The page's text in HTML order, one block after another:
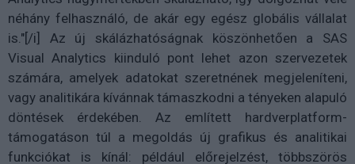
néhány felhasználó, de akár egy egész globális vállalat
is."[/i] Az új skálázhatóságnak köszönhetően a SAS
Visual Analytics kiinduló pont lehet azon szervezetek
számára, amelyek adatokat szeretnének megjeleníteni,
vagy analitikára kívánnak támaszkodni a tényeken alapuló
döntések érdekében. Az említett hardverplatform-
támogatáson túl a megoldás új grafikus és analitikai
funkciókat is kínál: például előrejelzést, többszörös